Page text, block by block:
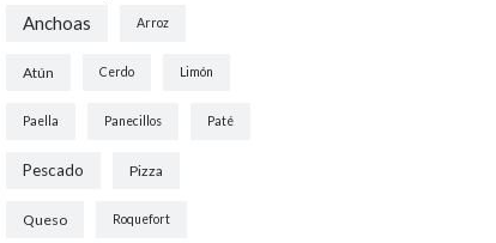
Anchoas Arroz
Atún Cerdo Limón
Paella Panecillos Paté
Pescado Pizza
Queso Roquefort